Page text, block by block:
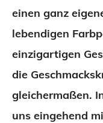
einen ganz
lebendigen
einzigartigen
die
gleichermaßen.
uns eingehend